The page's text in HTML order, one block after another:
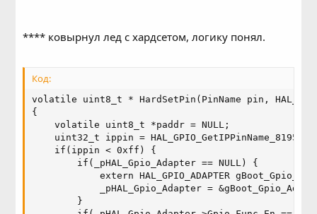
**** ковырнул лед с хардсетом, логику понял.
Код:
volatile uint8_t * HardSetPin(PinName pin,
{
    volatile uint8_t *paddr = NULL;
uint32_t ippin =
    if(ippin < 0xff) {
        if(_pHAL_Gpio_Adapter == NULL) {
extern HAL_GPIO_ADAPTER
_pHAL_Gpio_Adapter =
        }